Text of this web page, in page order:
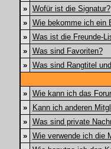
»
Wofür ist die Signatur?
»
Wie bekomme ich ein
»
Was ist die Freunde-
»
Was sind Favoriten?
»
Was sind Rangtitel
»
Wie kann ich das
»
Kann ich anderen
»
Was sind private
»
Wie verwende ich die